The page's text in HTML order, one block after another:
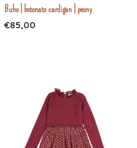
Buho | botonato cardigan | peony
€85,00